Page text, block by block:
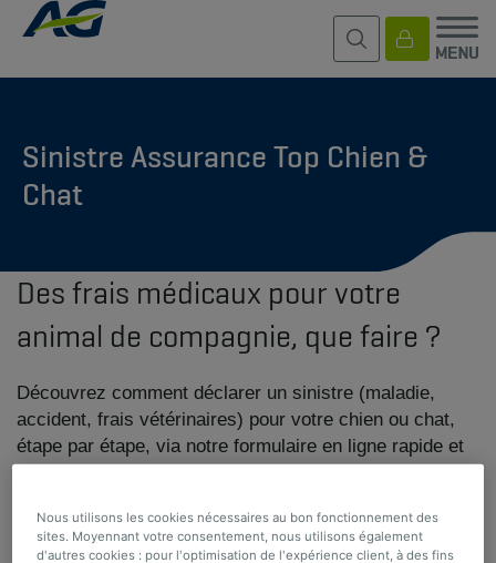
Sinistre Assurance Top Chien &
Chat
Des frais médicaux pour votre
animal de compagnie, que faire ?
Découvrez comment déclarer un sinistre (maladie,
accident, frais vétérinaires) pour votre chien ou chat,
étape par étape, via notre formulaire en ligne rapide et
4 étapes pour déclarer un sinistre
Nous utilisons les cookies nécessaires au bon fonctionnement des
sites. Moyennant votre consentement, nous utilisons également
d'autres cookies : pour l'optimisation de l'expérience client, à des fins